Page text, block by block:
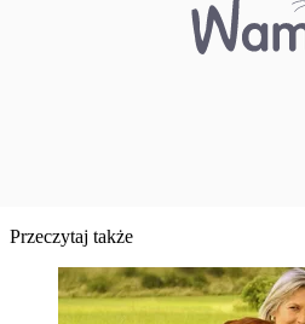
Przeczytaj także